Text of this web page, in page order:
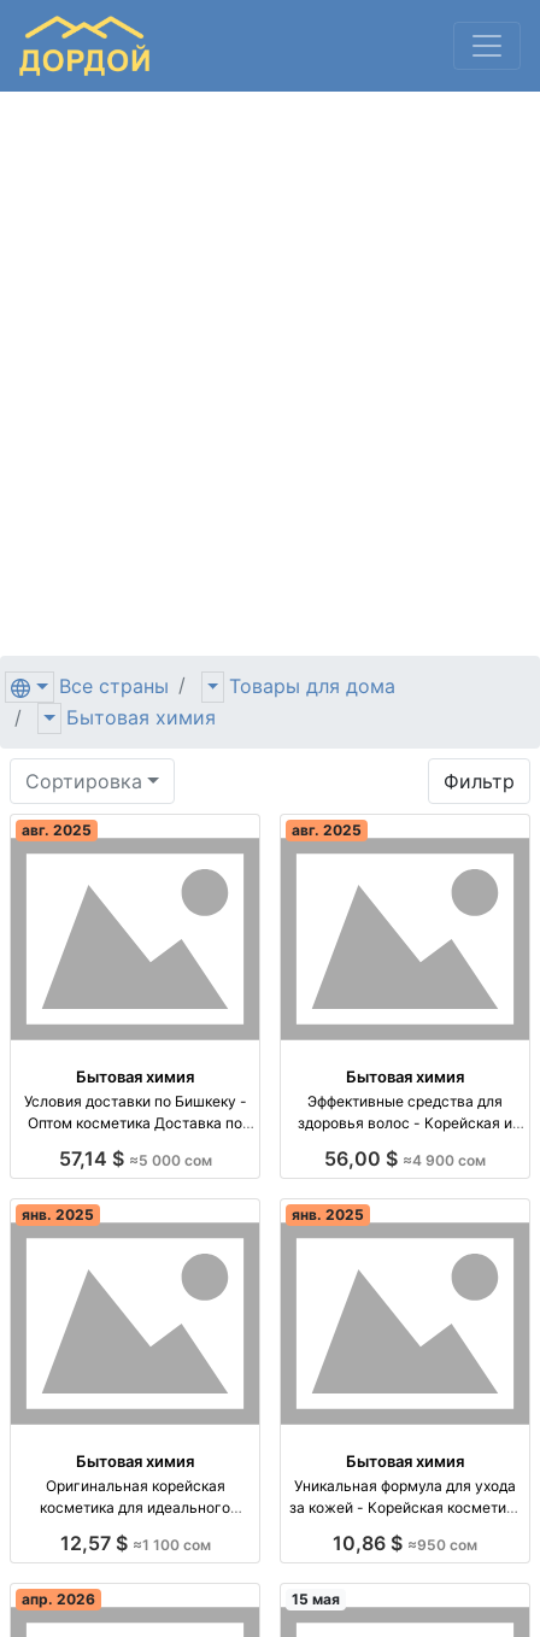
Все страны
Товары для дома
Бытовая химия
Сортировка Фильтр
авг. 2025
Бытовая химия
Условия доставки по Бишкеку -
Оптом косметика Доставка по
от 5000 сом. Доплата за город
57,14 $ ≈5 000 сом
авг. 2025
Бытовая химия
Эффективные средства для
здоровья волос - Корейская и
Корейская 🍃 & японская 🍵
здоровье волос, предзаказ
56,00 $ ≈4 900 сом
янв. 2025
Бытовая химия
Оригинальная корейская
косметика для идеального
Rom&nd: кушон, пудра и бальзам
12,57 $ ≈1 100 сом
янв. 2025
Бытовая химия
Уникальная формула для ухода
за кожей - Корейская косметика
оптом. 77% центеллы, 4%
кислоты. Цена 950 сом.
10,86 $ ≈950 сом
апр. 2026 15 мая